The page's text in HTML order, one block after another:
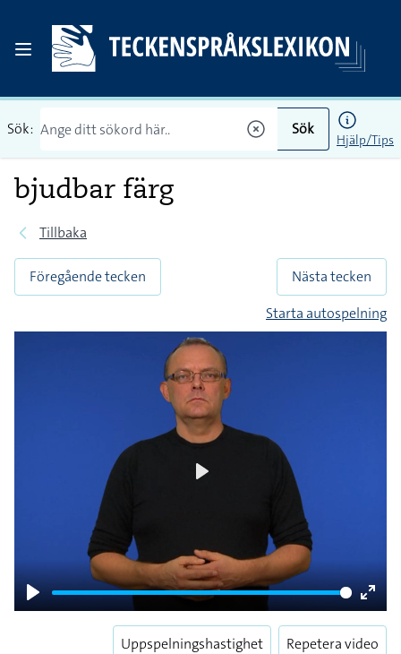
Sök: Sök
Hjälp/Tips
bjudbar färg
Tillbaka
Föregående tecken
Nästa tecken
Starta autospelning
Play
Enter
Uppspelningshastighet Repetera video